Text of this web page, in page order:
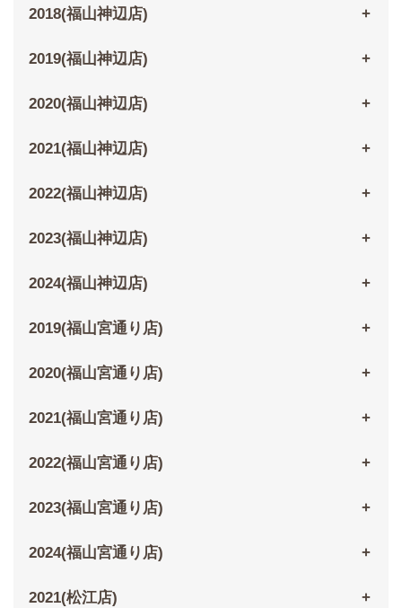
2018(福山神辺店)
2019(福山神辺店)
2020(福山神辺店)
2021(福山神辺店)
2022(福山神辺店)
2023(福山神辺店)
2024(福山神辺店)
2019(福山宮通り店)
2020(福山宮通り店)
2021(福山宮通り店)
2022(福山宮通り店)
2023(福山宮通り店)
2024(福山宮通り店)
2021(松江店)